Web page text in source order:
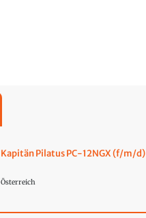
Kapitän Pilatus PC-12NGX (f/m/d)
Österreich